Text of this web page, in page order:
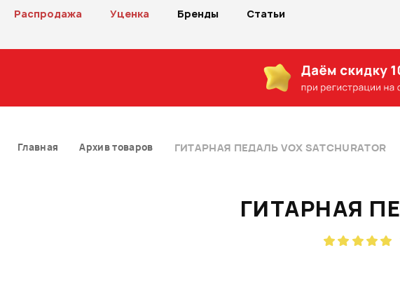
Распродажа Уценка Бренды Статьи
Главная Архив товаров ГИТАРНАЯ ПЕДАЛЬ VOX SATCHURATOR
ГИТАРНАЯ